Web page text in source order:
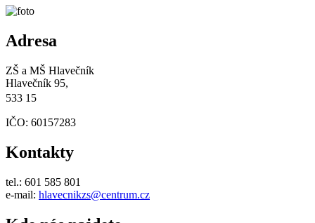
Adresa
ZŠ a MŠ Hlavečník
Hlavečník 95,
533 15
IČO: 60157283
Kontakty
tel.: 601 585 801
e-mail: hlavecnikzs@centrum.cz